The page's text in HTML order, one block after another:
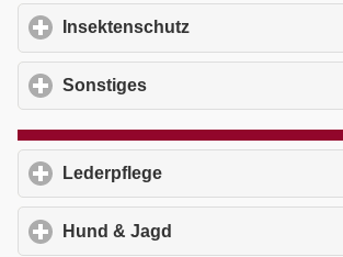
Insektenschutz
Sonstiges
Lederpflege
Hund & Jagd